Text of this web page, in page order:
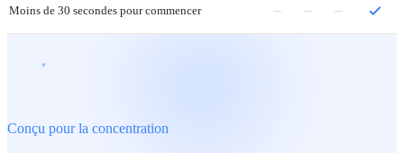
Moins de 30 secondes pour commencer – – –
Conçu pour la concentration